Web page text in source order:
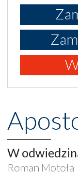
W
Roman Motoła